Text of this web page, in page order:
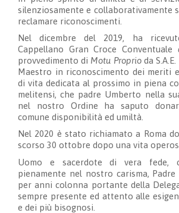
silenziosamente e collaborativamente
reclamare riconoscimenti.
Nel dicembre del 2019, ha
Cappellano Gran Croce Conventuale
provvedimento di Motu Proprioda
Maestro in riconoscimento dei meriti e
di vita dedicata al prossimo in piena
melitensi, che padre Umberto nella
nel nostro Ordine ha saputo
comune disponibilità ed umiltà.
Nel 2020 è stato richiamato a Roma
scorso 30 ottobre dopo una vita
Uomo e sacerdote di vera fede,
pienamente nel nostro carisma,
per anni colonna portante della
sempre presente ed attento alle
e dei più bisognosi.